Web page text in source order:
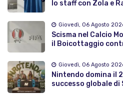
lo staff con Zola e
Giovedì, 06 Agosto
Scisma nel Calcio
il Boicottaggio
Giovedì, 06 Agosto
Nintendo domina il
successo globale di